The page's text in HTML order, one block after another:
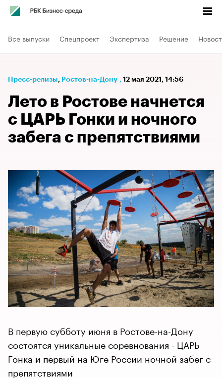
Все выпуски Спецпроект Экспертиза Решение
Пресс-релизы⁠, Ростов-на-Дону , 12 мая 2021, 14:56
Лето в Ростове начнется
с ЦАРЬ Гонки и ночного
забега с препятствиями
В первую субботу июня в Ростове-на-Дону
состоятся уникальные соревнования - ЦАРЬ
Гонка и первый на Юге России ночной забег с
препятствиями